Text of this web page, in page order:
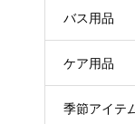
バス用品
ケア用品
季節アイテ